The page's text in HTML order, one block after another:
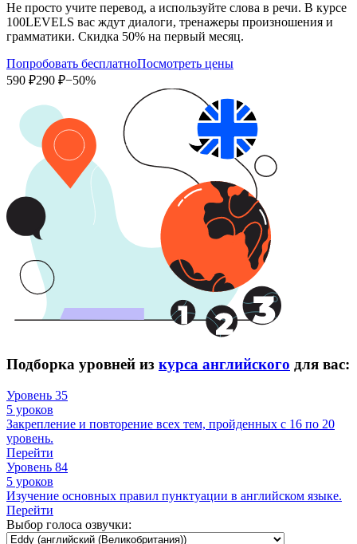
Не просто учите перевод, а используйте слова в речи. В курсе
100LEVELS вас ждут диалоги, тренажеры произношения и
грамматики. Скидка 50% на первый месяц.
Попробовать бесплатноПосмотреть цены
590 ₽290 ₽−50%
Подборка уровней из курса английского для вас:
Уровень 35
5 уроков
Закрепление и повторение всех тем, пройденных с 16 по 20
уровень.
Перейти
Уровень 84
5 уроков
Изучение основных правил пунктуации в английском языке.
Перейти
Выбор голоса озвучки: